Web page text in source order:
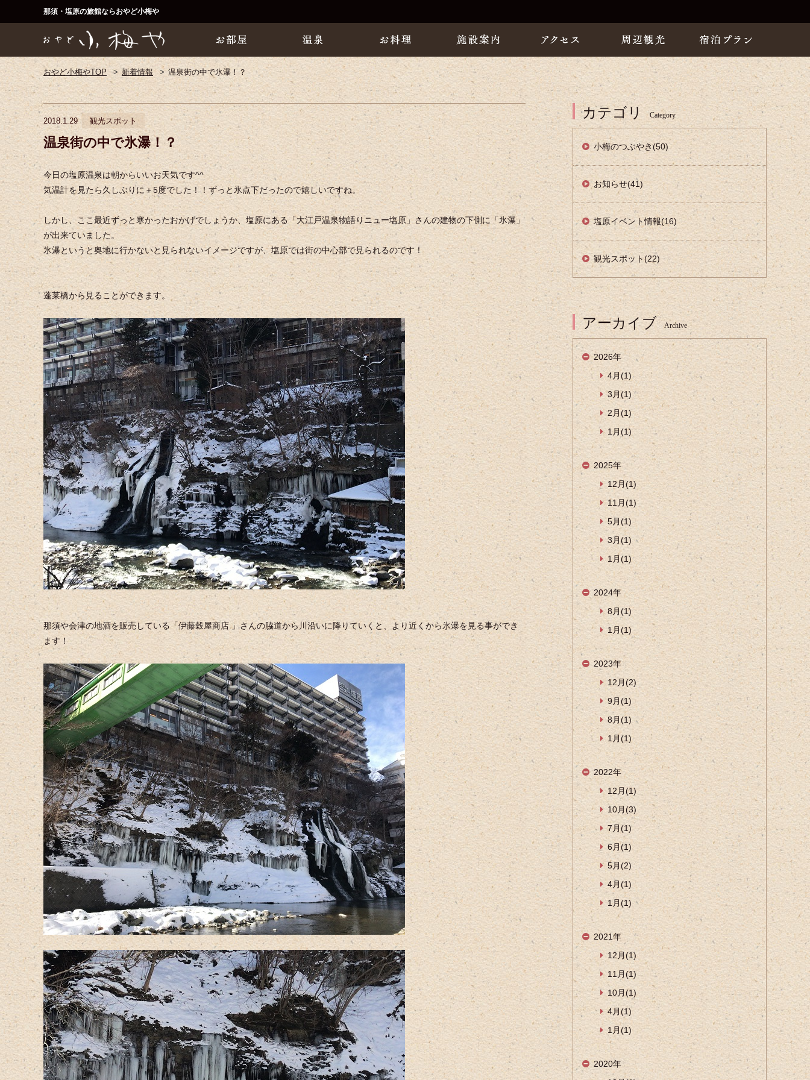
那須・塩原の旅館ならおやど小梅や
おやど小梅やTOP 新着情報 温泉街の中で氷瀑！？
2018.1.29 観光スポット
温泉街の中で氷瀑！？
今日の塩原温泉は朝からいいお天気です^^
気温計を見たら久しぶりに＋5度でした！！ずっと氷点下だったので嬉しいですね。
しかし、ここ最近ずっと寒かったおかげでしょうか、塩原にある「大江戸温泉物語りニュー塩原」さんの建物の下側に「氷瀑」
が出来ていました。
氷瀑というと奥地に行かないと見られないイメージですが、塩原では街の中心部で見られるのです！
蓬莱橋から見ることができます。
那須や会津の地酒を販売している「伊藤穀屋商店 」さんの脇道から川沿いに降りていくと、より近くから氷瀑を見る事ができ
ます！
カテゴリ Category
小梅のつぶやき(50)
お知らせ(41)
塩原イベント情報(16)
観光スポット(22)
アーカイブ Archive
2026年
4月(1)
3月(1)
2月(1)
1月(1)
2025年
12月(1)
11月(1)
5月(1)
3月(1)
1月(1)
2024年
8月(1)
1月(1)
2023年
12月(2)
9月(1)
8月(1)
1月(1)
2022年
12月(1)
10月(3)
7月(1)
6月(1)
5月(2)
4月(1)
1月(1)
2021年
12月(1)
11月(1)
10月(1)
4月(1)
1月(1)
2020年